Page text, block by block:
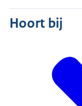
Hoort bij